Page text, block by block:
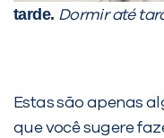
tarde. Dormir até
Estas são apenas
que você sugere